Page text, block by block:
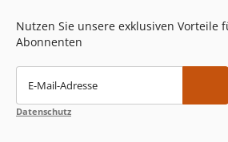
Nutzen Sie unsere exklusiven Vorteile
Abonnenten
E-Mail-Adresse
Datenschutz